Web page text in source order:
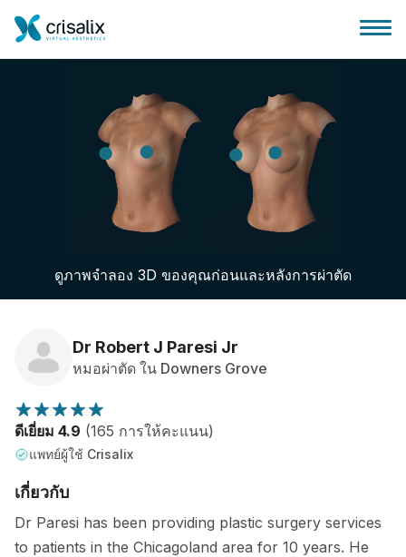
บ้านของหมอผ่าตัด
แพลตฟอร์มธุรกิจ 3D
แผน
ความคิดเห็นของคนไข้
ดูภาพจำลอง 3D ของคุณก่อนและหลังการผ่าตัด
Dr Robert J Paresi Jr
หมอผ่าตัด ใน Downers Grove
ดีเยี่ยม 4.9 (165 การให้คะแนน)
แพทย์ผู้ใช้ Crisalix
เกี่ยวกับ
Dr Paresi has been providing plastic surgery services
to patients in the Chicagoland area for 10 years. He